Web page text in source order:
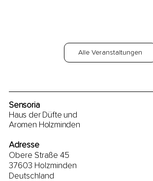
Alle Veranstaltungen
Sensoria
Haus der Düfte und
Aromen Holzminden
Adresse
Obere Straße 45
37603 Holzminden
Deutschland